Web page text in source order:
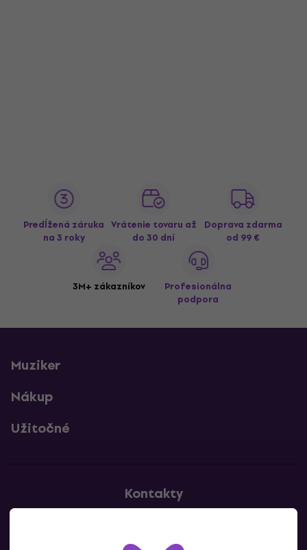
Predĺžená záruka
na 3 roky
Vrátenie tovaru až
do 30 dní
Doprava zdarma
od 99 €
3M+ zákazníkov
Profesionálna
podpora
Muziker
Nákup
Užitočné
Kontakty